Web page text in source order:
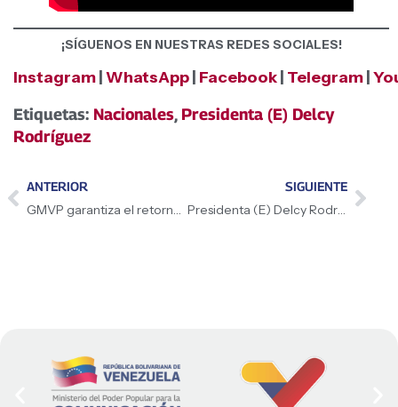
¡SÍGUENOS EN NUESTRAS REDES SOCIALES!
Instagram WhatsApp Facebook Telegram
Etiquetas: Nacionales, Presidenta (E) Delcy
Rodríguez
ANTERIOR SIGUIENTE
Presidenta (E) Delcy Rodríguez: : «Vayamos juntos por una Venezuela sin sanciones»